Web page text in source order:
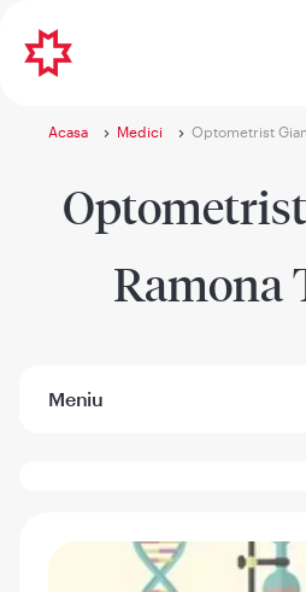
Acasa Medici Optometrist
Ramona
Meniu